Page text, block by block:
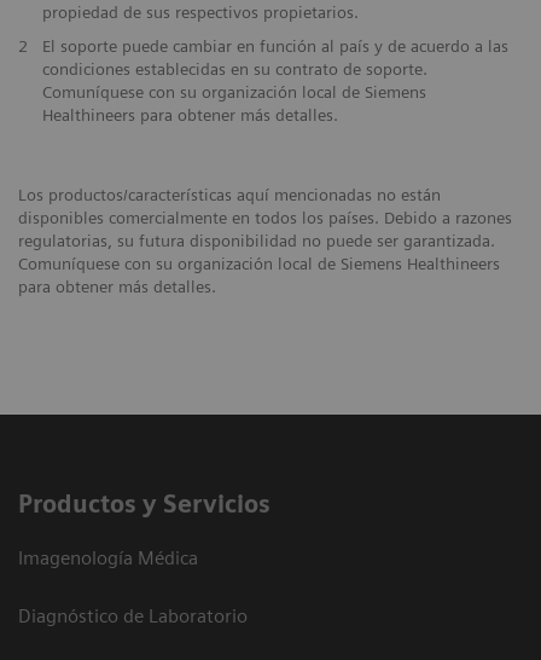
propiedad de sus respectivos propietarios.
2
El soporte puede cambiar en función al país y de acuerdo a las
condiciones establecidas en su contrato de soporte.
Comuníquese con su organización local de Siemens
Healthineers para obtener más detalles.
Los productos/características aquí mencionadas no están
disponibles comercialmente en todos los países. Debido a razones
regulatorias, su futura disponibilidad no puede ser garantizada.
Comuníquese con su organización local de Siemens Healthineers
para obtener más detalles.
Productos y Servicios
Imagenología Médica
Diagnóstico de Laboratorio